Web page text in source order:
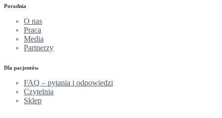
Poradnia
O nas
Praca
Media
Partnerzy
Dla pacjentów
FAQ – pytania i odpowiedzi
Czytelnia
Sklep